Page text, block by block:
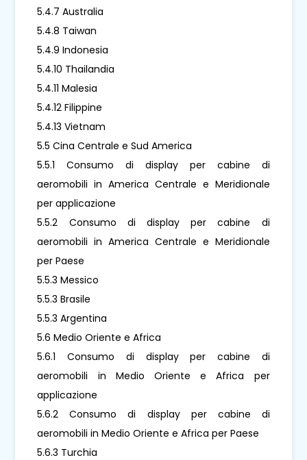
5.4.7 Australia
5.4.8 Taiwan
5.4.9 Indonesia
5.4.10 Thailandia
5.4.11 Malesia
5.4.12 Filippine
5.4.13 Vietnam
5.5 Cina Centrale e Sud America
5.5.1 Consumo di display per cabine di
aeromobili in America Centrale e Meridionale
per applicazione
5.5.2 Consumo di display per cabine di
aeromobili in America Centrale e Meridionale
per Paese
5.5.3 Messico
5.5.3 Brasile
5.5.3 Argentina
5.6 Medio Oriente e Africa
5.6.1 Consumo di display per cabine di
aeromobili in Medio Oriente e Africa per
applicazione
5.6.2 Consumo di display per cabine di
aeromobili in Medio Oriente e Africa per Paese
5.6.3 Turchia